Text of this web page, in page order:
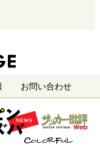
お問い合わせ